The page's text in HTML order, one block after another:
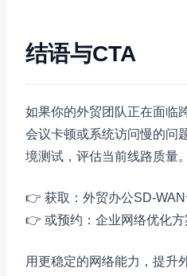
结语与CTA
如果你的外贸团队正在面临
会议卡顿或系统访问慢的问
境测试，评估当前线路质量。
👉 获取：外贸办公SD-
👉 或预约：企业网络优化方
用更稳定的网络能力，提升